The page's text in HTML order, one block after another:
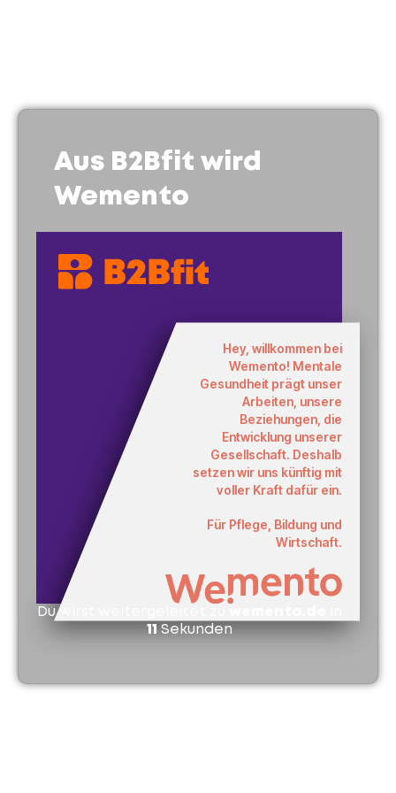
Aus B2Bfit wird
Wemento
Hey, willkommen bei
Wemento! Mentale
Gesundheit prägt unser
Arbeiten, unsere
Beziehungen, die
Entwicklung unserer
Gesellschaft. Deshalb
setzen wir uns künftig mit
voller Kraft dafür ein.
Für Pflege, Bildung und
Wirtschaft.
Du wirst weitergeleitet zu
11 Sekunden